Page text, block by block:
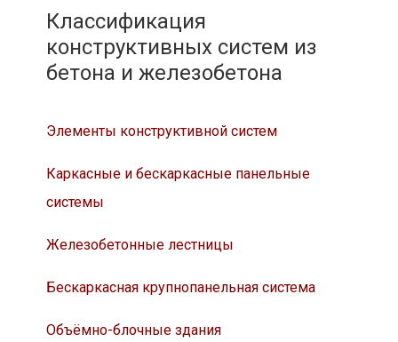
и
Классификация
конструктивных систем из
бетона и железобетона
Элементы конструктивной систем
Каркасные и бескаркасные панельные
системы
Железобетонные лестницы
Бескаркасная крупнопанельная система
Объёмно-блочные здания